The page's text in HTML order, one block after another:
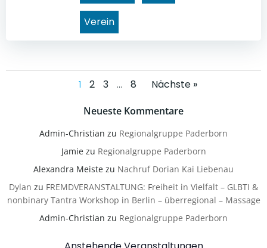
Verein
Posts
navigation
Page
1 Page
2 Page
3 … Page
8
Posts
navigation
Nächste »
Neueste Kommentare
Admin-Christian zu Regionalgruppe Paderborn
Jamiezu Regionalgruppe Paderborn
Alexandra Meiste zu Nachruf Dorian Kai Liebenau
Dylan zu FREMDVERANSTALTUNG: Freiheit in Vielfalt – GLBTI &
nonbinary Tantra Workshop in Berlin – überregional – Massage
Admin-Christian zu Regionalgruppe Paderborn